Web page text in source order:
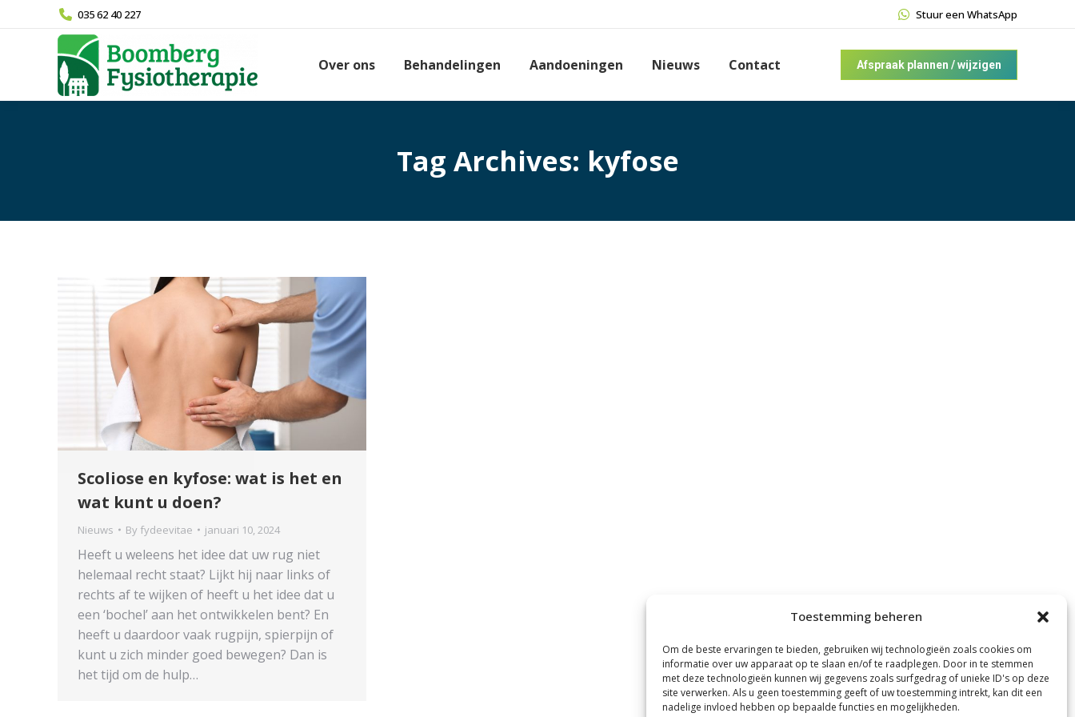
Toestemming beheren
Om de beste ervaringen te bieden, gebruiken wij technologieën zoals cookies om
informatie over uw apparaat op te slaan en/of te raadplegen. Door in te stemmen
met deze technologieën kunnen wij gegevens zoals surfgedrag of unieke ID's op deze
site verwerken. Als u geen toestemming geeft of uw toestemming intrekt, kan dit een
nadelige invloed hebben op bepaalde functies en mogelijkheden.
035 62 40 227 Stuur een WhatsApp
Over ons Behandelingen Aandoeningen Nieuws Contact Afspraak plannen / wijzigen
Tag Archives: kyfose
Scoliose en kyfose: wat is het en
wat kunt u doen?
Nieuws By fydeevitae januari 10, 2024
Heeft u weleens het idee dat uw rug niet
helemaal recht staat? Lijkt hij naar links of
rechts af te wijken of heeft u het idee dat u
een ‘bochel’ aan het ontwikkelen bent? En
heeft u daardoor vaak rugpijn, spierpijn of
kunt u zich minder goed bewegen? Dan is
het tijd om de hulp…